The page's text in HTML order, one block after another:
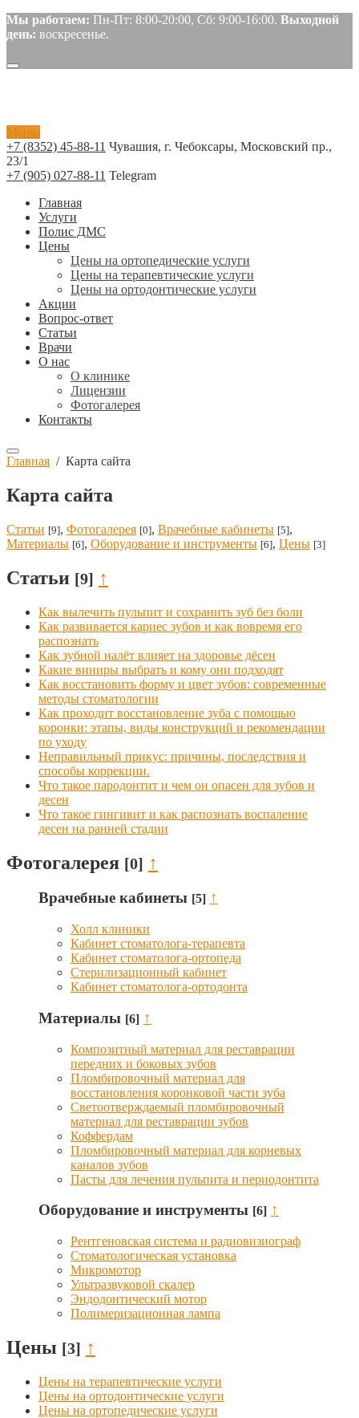
Мы работаем: Пн-Пт: 8:00-20:00, Сб: 9:00-16:00. Выходной
день: воскресенье.
Меню
+7 (8352) 45-88-11 Чувашия, г. Чебоксары, Московский пр.,
23/1
+7 (905) 027-88-11 Telegram
Главная
Услуги
Полис ДМС
Цены
Цены на ортопедические услуги
Цены на терапевтические услуги
Цены на ортодонтические услуги
Акции
Вопрос-ответ
Статьи
Врачи
О нас
О клинике
Лицензии
Фотогалерея
Контакты
Главная / Карта сайта
Карта сайта
Статьи [9], Фотогалерея [0], Врачебные кабинеты [5],
Материалы [6], Оборудование и инструменты [6], Цены [3]
Статьи [9] ↑
Как вылечить пульпит и сохранить зуб без боли
Как развивается кариес зубов и как вовремя его
распознать
Как зубной налёт влияет на здоровье дёсен
Какие виниры выбрать и кому они подходят
Как восстановить форму и цвет зубов: современные
методы стоматологии
Как проходит восстановление зуба с помощью
коронки: этапы, виды конструкций и рекомендации
по уходу
Неправильный прикус: причины, последствия и
способы коррекции.
Что такое пародонтит и чем он опасен для зубов и
десен
Что такое гингивит и как распознать воспаление
десен на ранней стадии
Фотогалерея [0] ↑
Врачебные кабинеты [5] ↑
Холл клиники
Кабинет стоматолога-терапевта
Кабинет стоматолога-ортопеда
Стерилизационный кабинет
Кабинет стоматолога-ортодонта
Материалы [6] ↑
Композитный материал для реставрации
передних и боковых зубов
Пломбировочный материал для
восстановления коронковой части зуба
Светоотверждаемый пломбировочный
материал для реставрации зубов
Коффердам
Пломбировочный материал для корневых
каналов зубов
Пасты для лечения пульпита и периодонтита
Оборудование и инструменты [6] ↑
Рентгеновская система и радиовизиограф
Стоматологическая установка
Микромотор
Ультразвуковой скалер
Эндодонтический мотор
Полимеризационная лампа
Цены [3] ↑
Цены на терапевтические услуги
Цены на ортодонтические услуги
Цены на ортопедические услуги